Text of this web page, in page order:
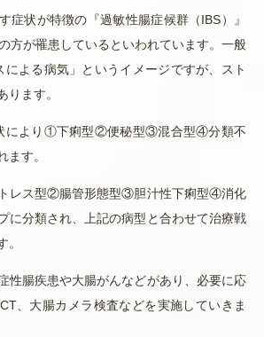
症状が特徴の『過敏性腸症候群（IBS）』
方が罹患しているといわれています。一般
による病気」というイメージですが、スト
ります。
により①下痢型②便秘型③混合型④分類不
ます。
レス型②腸管形態型③胆汁性下痢型④消化
に分類され、上記の病型と合わせて治療戦
。
性腸疾患や大腸がんなどがあり、必要に応
、大腸カメラ検査などを実施していきま